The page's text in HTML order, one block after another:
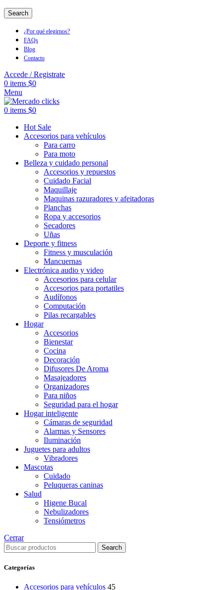
Search
¿Por qué elegirnos?
FAQs
Blog
Contacto
Accede / Registrate
0 items $0
Menu
0 items $0
Hot Sale
Accesorios para vehículos
Para carro
Para moto
Belleza y cuidado personal
Accesorios y repuestos
Cuidado Facial
Maquillaje
Maquinas razuradores y afeitadoras
Planchas
Ropa y accesorios
Secadores
Uñas
Deporte y fitness
Fitness y musculación
Mancuernas
Electrónica audio y video
Accesorios para celular
Accesorios para portatiles
Audífonos
Computación
Pilas recargables
Hogar
Accesorios
Bienestar
Cocina
Decoración
Difusores De Aroma
Masajeadores
Organizadores
Para niños
Seguridad para el hogar
Hogar inteligente
Cámaras de seguridad
Alarmas y Sensores
Iluminación
Juguetes para adultos
Vibradores
Mascotas
Cuidado
Peluqueras caninas
Salud
Higene Bucal
Nebulizadores
Tensiómetros
Cerrar
Search
Categorías
Accesorios para vehículos 45